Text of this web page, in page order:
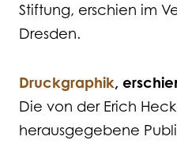
Stiftung, erschien im
Dresden.
Druckgraphik,
Die von der Erich
herausgegebene